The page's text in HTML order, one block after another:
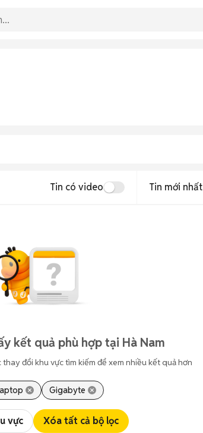
Tin có video Tin mới nhất
kết quả phù hợp tại Hà Nam
đổi khu vực tìm kiếm để xem nhiều kết quả hơn
Gigabyte
vực Xóa tất cả bộ lọc